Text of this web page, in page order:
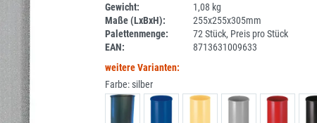
Gewicht:
1,08 kg
Maße (LxBxH):
255x255x305mm
Palettenmenge:
72 Stück, Preis pro Stück
EAN:
8713631009633
weitere Varianten:
Farbe:silber